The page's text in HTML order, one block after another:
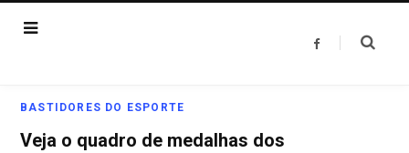
F
BASTIDORES DO ESPORTE
Veja o quadro de medalhas dos